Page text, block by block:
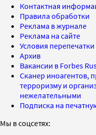
Контактная
Правила обработки
Реклама в журнале
Реклама на сайте
Условия перепечатки
Архив
Вакансии в Forbes
Сканер иноагентов,
терроризму и
нежелательными
Подписка на
Мы в соцсетях: